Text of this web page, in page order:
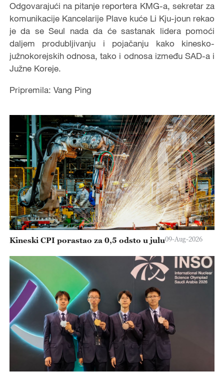
Odgovarajući na pitanje reportera KMG-a, sekretar za
komunikacije Kancelarije Plave kuće Li Kju-joun rekao
je da se Seul nada da će sastanak lidera pomoći
daljem produbljivanju i pojačanju kako kinesko-
južnokorejskih odnosa, tako i odnosa između SAD-a i
Južne Koreje.
Pripremila: Vang Ping
Kineski CPI porastao za 0,5 odsto u julu09-Aug-2026